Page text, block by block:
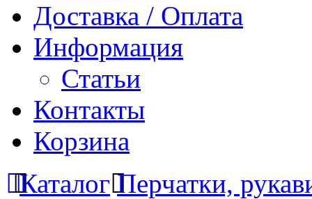
Доставка / Оплата
Информация
Статьи
Контакты
Корзина
Каталог Перчатки,